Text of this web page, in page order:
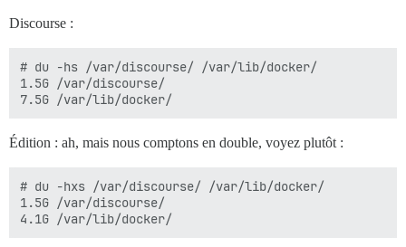
Discourse :
# du -hs /var/discourse/ /var/lib/docker/
1.5G /var/discourse/
Édition : ah, mais nous comptons en double, voyez plutôt :
# du -hxs /var/discourse/ /var/lib/docker/
1.5G /var/discourse/